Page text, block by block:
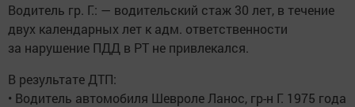
Водитель гр. Г.: — водительский стаж 30 лет, в течение
двух календарных лет к адм. ответственности
за нарушение ПДД в РТ не привлекался.
В результате ДТП:
• Водитель автомобиля Шевроле Ланос, гр-н Г. 1975 года